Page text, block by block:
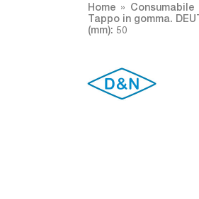
Home Consumabile
Tappo in gomma.
(mm): 50